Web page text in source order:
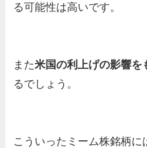
る可能性は高いです。
また米国の利上げの影響を
るでしょう。
こういったミーム株銘柄に